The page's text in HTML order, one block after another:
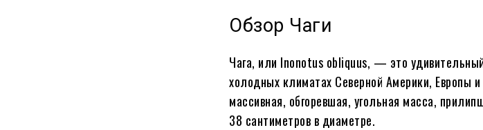
Обзор Чаги
Чага, или Inonotus obliquus, — это
холодных климатах Северной Америки, Европы
массивная, обгоревшая, угольная масса,
38 сантиметров в диаметре.